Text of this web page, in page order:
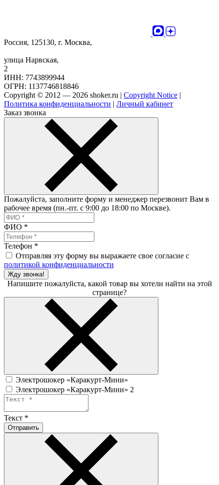
Россия, 125130, г. Москва,
улица Нарвская,
2
ИНН: 7743899944
ОГРН: 1137746818846
Copyright © 2012 — 2026 shoker.ru | Copyright Notice |
Политика конфиденциальности | Личный кабинет
Заказ звонка
Пожалуйста, заполните форму и менеджер перезвонит Вам в
рабочее время (пн.-пт. с 9:00 до 18:00 по Москве).
ФИО *
Телефон *
Отправляя эту форму вы выражаете свое согласие с
политикой конфиденциальности
Жду звонка!
Напишите пожалуйста, какой товар вы хотели найти на этой
странице?
Электрошокер «Каракурт-Мини»
Электрошокер «Каракурт-Мини» 2
Текст *
Отправить